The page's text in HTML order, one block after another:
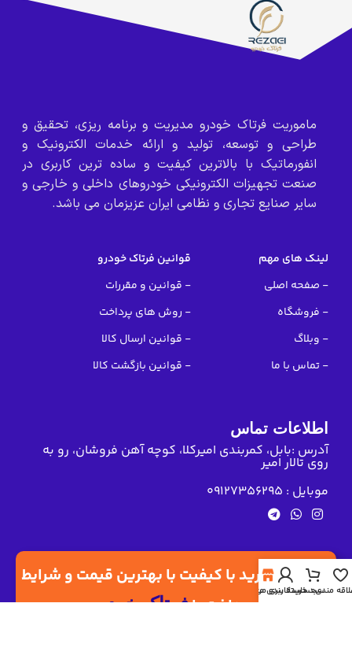
ماموریت فرتاک خودرو مدیریت و برنامه ریزی، تحقیق و
طراحی و توسعه، تولید و ارائه خدمات الکترونیک و
انفورماتیک با بالاترین کیفیت و ساده ترین کاربری در
صنعت تجهیزات الکترونیکی خودروهای داخلی و خارجی و
سایر صنایع تجاری و نظامی ایران عزیزمان می باشد.
لینک های مهم
- صفحه اصلی
- فروشگاه
- وبلاگ
- تماس با ما
قوانین فرتاک خودرو
- قوانین و مقررات
- روش های پرداخت
- قوانین ارسال کالا
- قوانین بازگشت کالا
اطلاعات تماس
آدرس :بابل، کمربندی امیرکلا، کوچه آهن فروشان، رو به
روی تالار امیر
موبایل : 09127356295
تجربه ی خرید با کیفیت با بهترین قیمت و شرایط
پرداخت بافرتاک خودرو
مندیسبد خرید
حساب کاربری من
دسته بندی محصولات